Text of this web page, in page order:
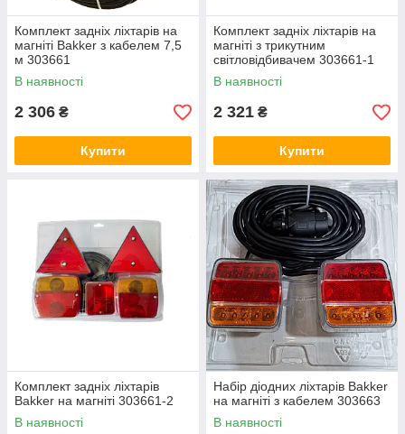
Комплект задніх ліхтарів на
магніті Bakker з кабелем 7,5
м 303661
В наявності
2 306 ₴
Купити
Комплект задніх ліхтарів на
магніті з трикутним
світловідбивачем 303661-1
В наявності
2 321 ₴
Купити
Комплект задніх ліхтарів
Bakker на магніті 303661-2
В наявності
Набір діодних ліхтарів Bakker
на магніті з кабелем 303663
В наявності